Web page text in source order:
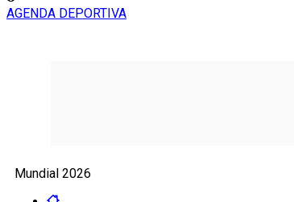
AGENDA DEPORTIVA
Mundial 2026